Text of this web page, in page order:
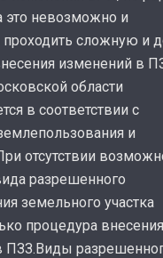
это невозможно и
проходить сложную и
изменений в
области
в соответствии с
и
отсутствии
разрешенного
земельного участка
процедура внесения
ПЗЗ.Виды